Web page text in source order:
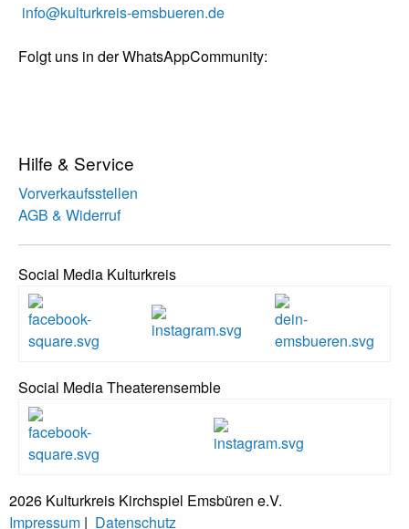
info@kulturkreis-emsbueren.de
Folgt uns in der WhatsAppCommunity:
Hilfe & Service
Vorverkaufsstellen
AGB & Widerruf
Social Media Kulturkreis
Social Media Theaterensemble
2026 Kulturkreis Kirchspiel Emsbüren e.V.
Impressum | Datenschutz